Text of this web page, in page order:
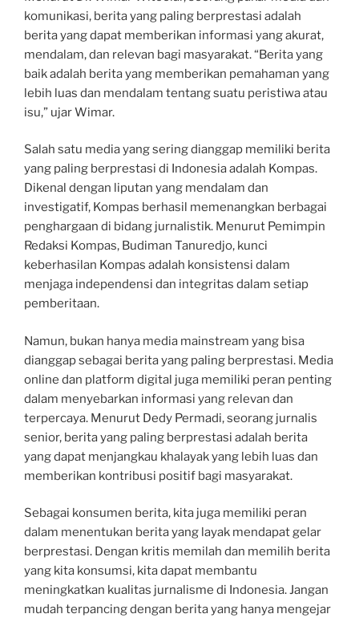
komunikasi, berita yang paling berprestasi adalah
berita yang dapat memberikan informasi yang akurat,
mendalam, dan relevan bagi masyarakat. “Berita yang
baik adalah berita yang memberikan pemahaman yang
lebih luas dan mendalam tentang suatu peristiwa atau
isu,” ujar Wimar.
Salah satu media yang sering dianggap memiliki berita
yang paling berprestasi di Indonesia adalah Kompas.
Dikenal dengan liputan yang mendalam dan
investigatif, Kompas berhasil memenangkan berbagai
penghargaan di bidang jurnalistik. Menurut Pemimpin
Redaksi Kompas, Budiman Tanuredjo, kunci
keberhasilan Kompas adalah konsistensi dalam
menjaga independensi dan integritas dalam setiap
pemberitaan.
Namun, bukan hanya media mainstream yang bisa
dianggap sebagai berita yang paling berprestasi. Media
online dan platform digital juga memiliki peran penting
dalam menyebarkan informasi yang relevan dan
terpercaya. Menurut Dedy Permadi, seorang jurnalis
senior, berita yang paling berprestasi adalah berita
yang dapat menjangkau khalayak yang lebih luas dan
memberikan kontribusi positif bagi masyarakat.
Sebagai konsumen berita, kita juga memiliki peran
dalam menentukan berita yang layak mendapat gelar
berprestasi. Dengan kritis memilah dan memilih berita
yang kita konsumsi, kita dapat membantu
meningkatkan kualitas jurnalisme di Indonesia. Jangan
mudah terpancing dengan berita yang hanya mengejar